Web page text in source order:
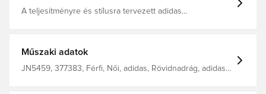
A teljesítményre és stílusra tervezett adidas
újrahasznosított poliészter
Műszaki adatok
JN5459, 377383, Férfi, Női, adidas, Rövidnadrág, adidas